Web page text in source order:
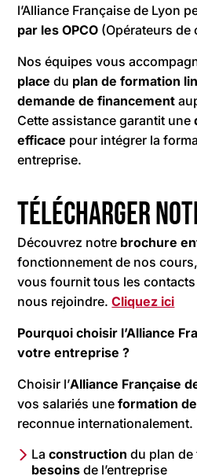
l’Alliance Française de Lyon
par les OPCO (Opérateurs de
Nos équipes vous
place du plan de formation
demande de financement
Cette assistance garantit une
efficace pour intégrer la
entreprise.
Télécharger
Découvrez notre brochure
fonctionnement de nos
vous fournit tous les
nous rejoindre.Cliquez ici
Pourquoi choisir l’Alliance
votre entreprise ?
Choisir l’Alliance Française
vos salariés uneformation
reconnue
Laconstruction du plan
besoins de l’entreprise